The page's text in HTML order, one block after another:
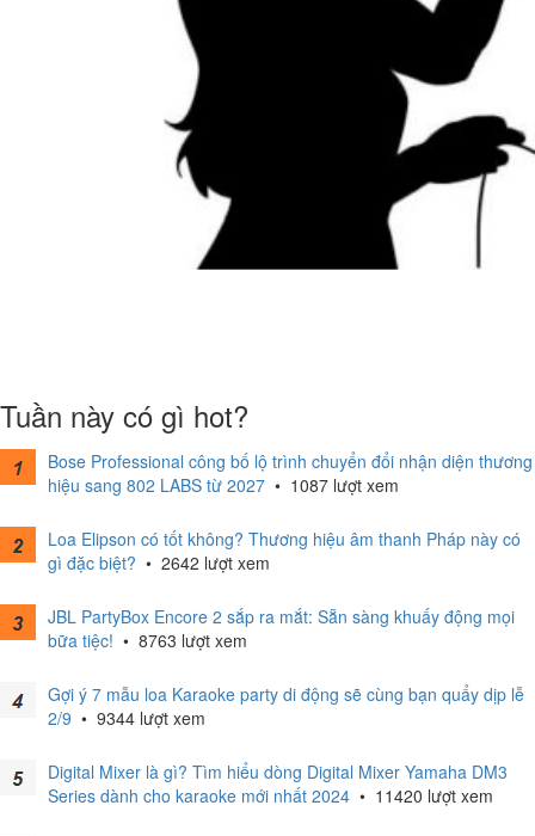
Tuần này có gì hot?
Bose Professional công bố lộ trình chuyển đổi nhận diện thương
hiệu sang 802 LABS từ 2027 • 1087 lượt xem
Loa Elipson có tốt không? Thương hiệu âm thanh Pháp này có
gì đặc biệt? • 2642 lượt xem
JBL PartyBox Encore 2 sắp ra mắt: Sẵn sàng khuấy động mọi
bữa tiệc! • 8763 lượt xem
Gợi ý 7 mẫu loa Karaoke party di động sẽ cùng bạn quẩy dịp lễ
2/9 • 9344 lượt xem
Digital Mixer là gì? Tìm hiểu dòng Digital Mixer Yamaha DM3
Series dành cho karaoke mới nhất 2024 • 11420 lượt xem